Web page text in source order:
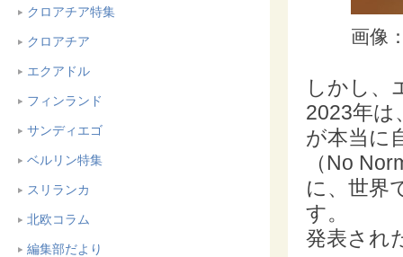
クロアチア特集
クロアチア
エクアドル
フィンランド
サンディエゴ
ベルリン特集
スリランカ
北欧コラム
編集部だより
画像
しかし、
2023年は
が本当に
（No
に、世界
す。
発表され